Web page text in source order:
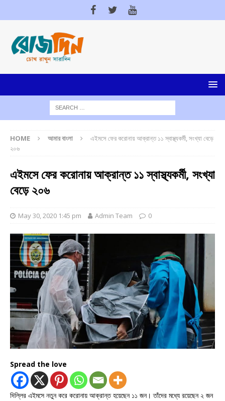
HOME আমার বাংলা
এইমসে ফের করোনায় আক্রান্ত ১১ স্বাস্থ্যকর্মী, সংখ্যা বেড়ে
২০৬
এইমসে ফের করোনায় আক্রান্ত ১১ স্বাস্থ্যকর্মী, সংখ্যা
বেড়ে ২০৬
May 30, 2020 1:45 pm Admin Team 0
Spread the love
দিল্লির এইমসে নতুন করে করোনায় আক্রান্ত হয়েছেন ১১ জন। তাঁদের মধ্যে রয়েছেন ২ জন